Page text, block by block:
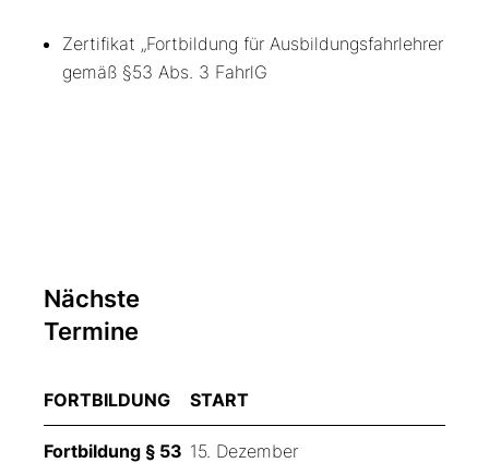
Zertifikat „Fortbildung für Ausbildungsfahrlehrer
gemäß §53 Abs. 3 FahrlG
Nächste
Termine
FORTBILDUNG START
Fortbildung § 53 15. Dezember